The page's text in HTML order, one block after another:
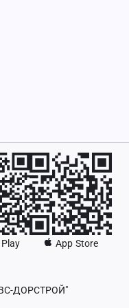
App Store
ДОРСТРОЙ"